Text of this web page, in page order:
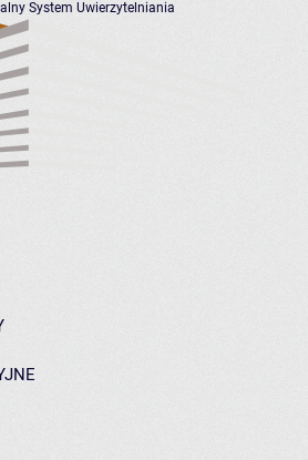
System Uwierzytelniania